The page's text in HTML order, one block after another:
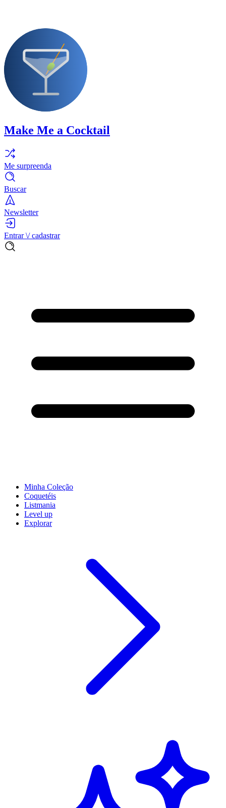
Make Me a Cocktail
Me surpreenda
Buscar
Newsletter
Entrar \/ cadastrar
Minha Coleção
Coquetéis
Listmania
Level up
Explorar